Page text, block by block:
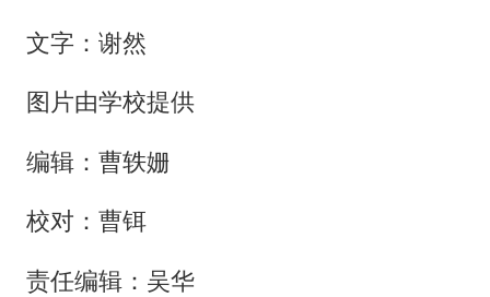
文字：谢然
图片由学校提供
编辑：曹轶姗
校对：曹铒
责任编辑：吴华